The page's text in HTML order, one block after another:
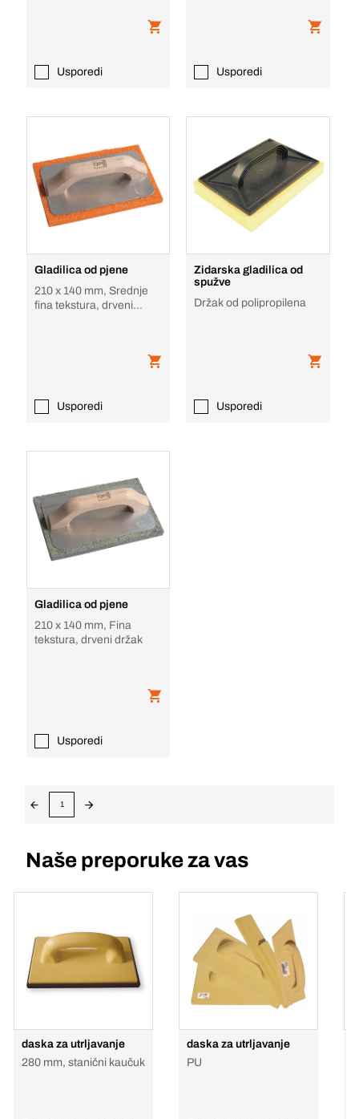
Usporedi Usporedi
Gladilica od pjene
210 x 140 mm, Srednje
fina tekstura, drveni
Usporedi
Zidarska gladilica od
spužve
Držak od polipropilena
Usporedi
Gladilica od pjene
210 x 140 mm, Fina
tekstura, drveni držak
Usporedi
1
Naše preporuke za vas
daska za utrljavanje
280 mm, stanični kaučuk
daska za utrljavanje
PU